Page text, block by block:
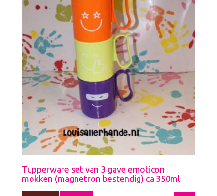
Tupperware set van 3 gave emoticon
mokken (magnetron bestendig) ca 350ml